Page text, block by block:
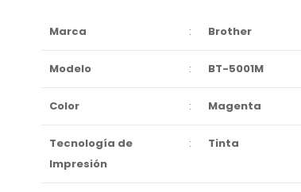
Marca : Brother
Modelo : BT-5001M
Color : Magenta
Tecnología de
Impresión
: Tinta